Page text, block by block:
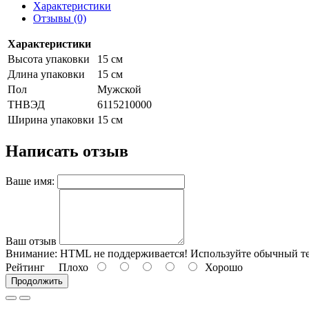
Характеристики
Отзывы (0)
Характеристики
Высота упаковки
15 см
Длина упаковки
15 см
Пол
Мужской
ТНВЭД
6115210000
Ширина упаковки 15 см
Написать отзыв
Ваше имя:
Ваш отзыв
Внимание: HTML не поддерживается! Используйте обычный
Рейтинг Плохо Хорошо
Продолжить